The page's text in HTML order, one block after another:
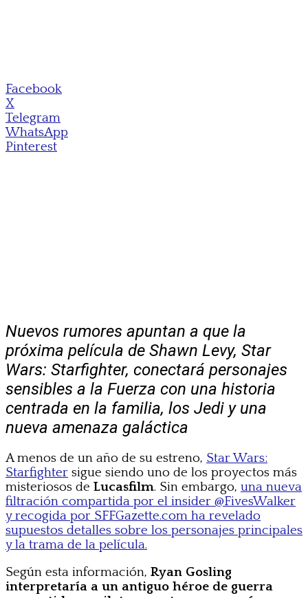
Facebook
X
Telegram
WhatsApp
Pinterest
Nuevos rumores apuntan a que la
próxima película de Shawn Levy, Star
Wars: Starfighter, conectará personajes
sensibles a la Fuerza con una historia
centrada en la familia, los Jedi y una
nueva amenaza galáctica
A menos de un año de su estreno, Star Wars:
Starfighter sigue siendo uno de los proyectos más
misteriosos de Lucasfilm. Sin embargo, una nueva
filtración compartida por el insider @FivesWalker
y recogida por SFFGazette.com ha revelado
supuestos detalles sobre los personajes principales
y la trama de la película.
Según esta información, Ryan Gosling
interpretaría a un antiguo héroe de guerra